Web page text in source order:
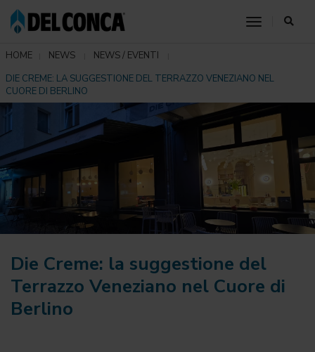
toggle
HOME NEWS
NEWS / EVENTI
DIE CREME: LA SUGGESTIONE DEL TERRAZZO VENEZIANO NEL
CUORE DI BERLINO
Die Creme: la suggestione del
Terrazzo Veneziano nel Cuore di
Berlino